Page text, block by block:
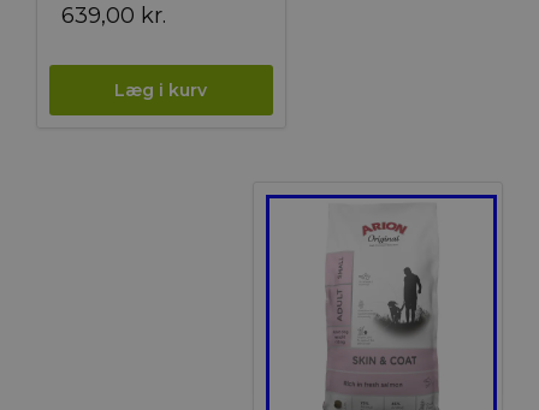
639,00 kr.